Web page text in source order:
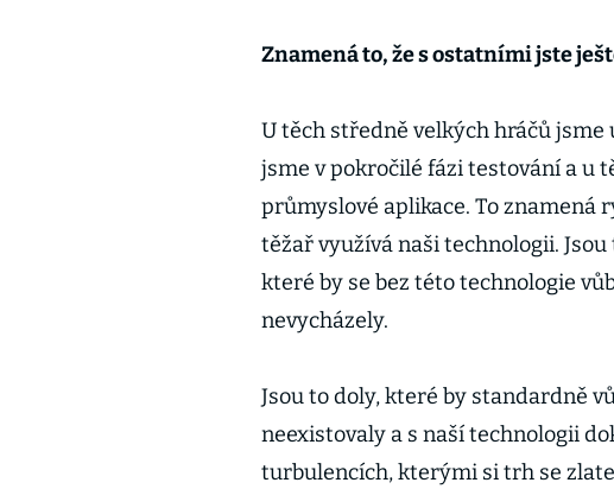
Znamená to, že s ostatními jste
U těch středně velkých hráčů jsme
jsme v pokročilé fázi testování a u
průmyslové aplikace. To znamená
těžař využívá naši technologii.
které by se bez této technologie
nevycházely.
Jsou to doly, které by standardně
neexistovaly a s naší technologii
turbulencích, kterými si trh se